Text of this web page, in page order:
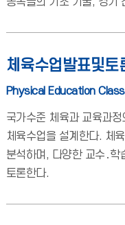
체육수업발표및토
Physical Education
국가수준 체육과 교육과
체육수업을 설계한다. 체
분석하며, 다양한 교수․
토론한다.